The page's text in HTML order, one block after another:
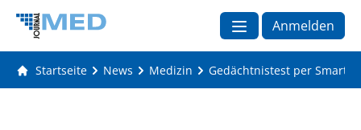
Anmelden
Startseite News Medizin Gedächtnistest per